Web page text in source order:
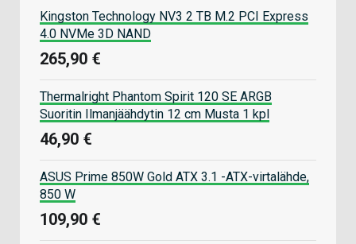
Kingston Technology NV3 2 TB M.2 PCI Express
4.0 NVMe 3D NAND
265,90 €
Thermalright Phantom Spirit 120 SE ARGB
Suoritin Ilmanjäähdytin 12 cm Musta 1 kpl
46,90 €
ASUS Prime 850W Gold ATX 3.1 -ATX-virtalähde,
850 W
109,90 €